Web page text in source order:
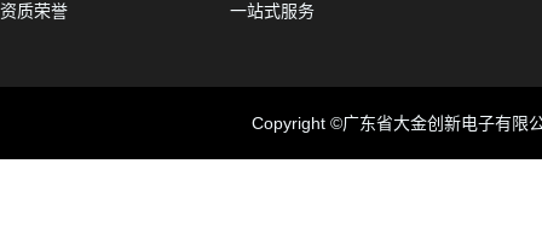
资质荣誉
一站式服务
Copyright ©广东省大金创新电子有限